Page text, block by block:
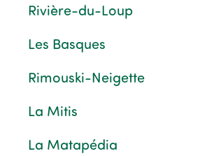
Rivière-du-Loup
Les Basques
Rimouski-Neigette
La Mitis
La Matapédia